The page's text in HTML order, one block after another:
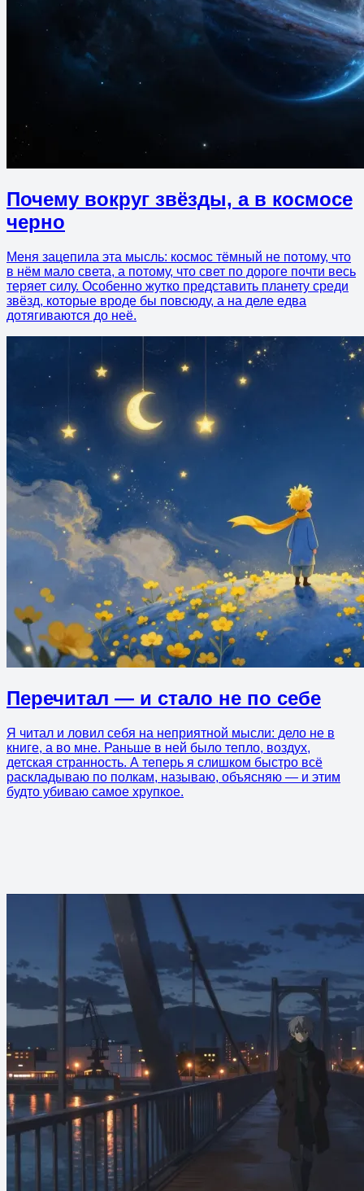
Почему вокруг звёзды, а в космосе
черно
Меня зацепила эта мысль: космос тёмный не потому, что
в нём мало света, а потому, что свет по дороге почти весь
теряет силу. Особенно жутко представить планету среди
звёзд, которые вроде бы повсюду, а на деле едва
дотягиваются до неё.
Перечитал — и стало не по себе
Я читал и ловил себя на неприятной мысли: дело не в
книге, а во мне. Раньше в ней было тепло, воздух,
детская странность. А теперь я слишком быстро всё
раскладываю по полкам, называю, объясняю — и этим
будто убиваю самое хрупкое.